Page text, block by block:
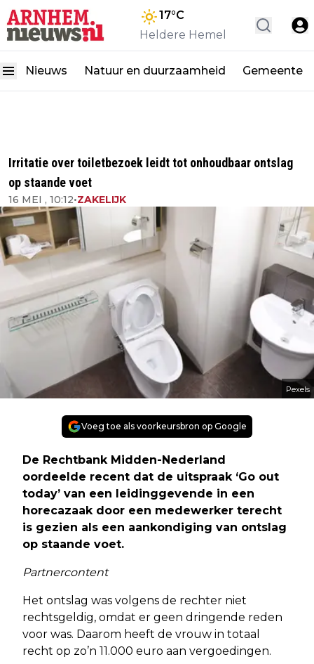
17°C
Heldere Hemel
Nieuws Natuur en duurzaamheid Gemeente
Irritatie over toiletbezoek leidt tot onhoudbaar ontslag
op staande voet
16 MEI , 10:12•ZAKELIJK
Pexels
Voeg toe als voorkeursbron op Google
De Rechtbank Midden-Nederland
oordeelde recent dat de uitspraak ‘Go out
today’ van een leidinggevende in een
horecazaak door een medewerker terecht
is gezien als een aankondiging van ontslag
op staande voet.
Partnercontent
Het ontslag was volgens de rechter niet
rechtsgeldig, omdat er geen dringende reden
voor was. Daarom heeft de vrouw in totaal
recht op zo’n 11.000 euro aan vergoedingen.